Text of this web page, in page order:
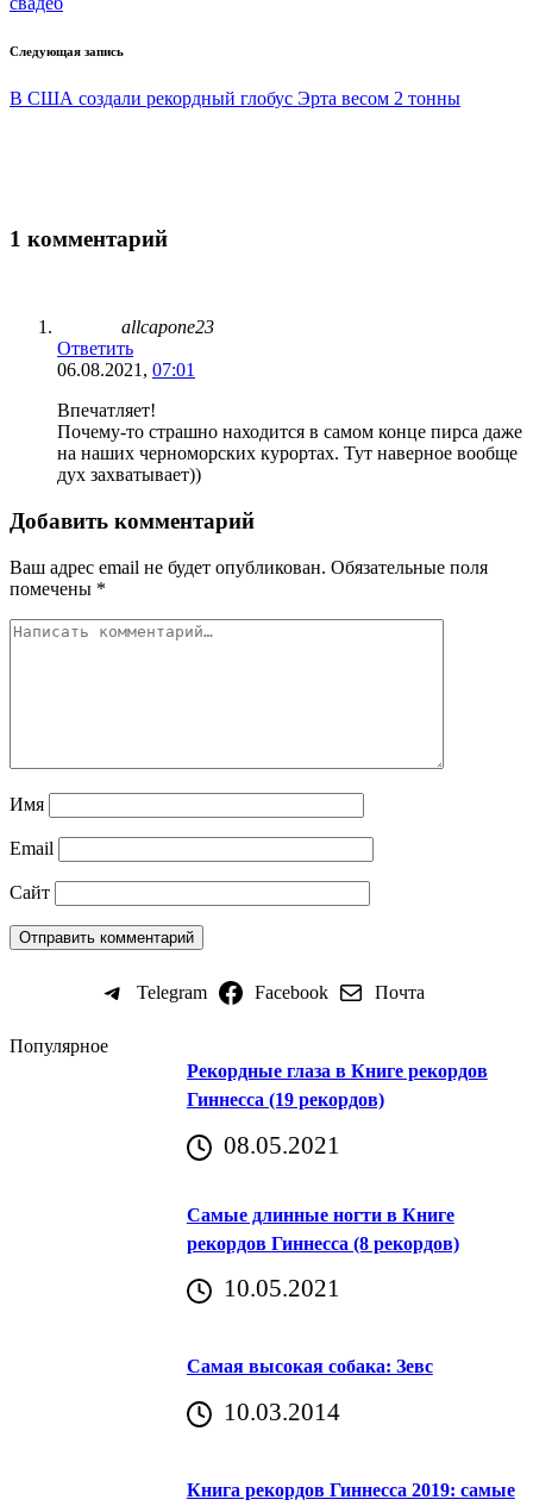
Следующая запись
В США создали рекордный глобус Эрта весом 2 тонны
1 комментарий
allcapone23
Ответить
06.08.2021, 07:01
Впечатляет!
Почему-то страшно находится в самом конце пирса даже
на наших черноморских курортах. Тут наверное вообще
дух захватывает))
Добавить комментарий
Ваш адрес email не будет опубликован. Обязательные поля
помечены *
Имя
Email
Сайт
Telegram Facebook Почта
Популярное
Рекордные глаза в Книге рекордов
Гиннесса (19 рекордов)
08.05.2021
Самые длинные ногти в Книге
рекордов Гиннесса (8 рекордов)
10.05.2021
Самая высокая собака: Зевс
10.03.2014
Книга рекордов Гиннесса 2019: самые